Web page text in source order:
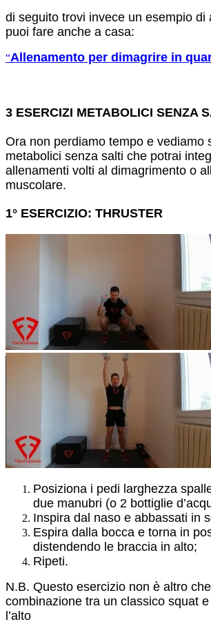
di seguito trovi invece un esempio di
puoi fare anche a casa:
“Allenamento per dimagrire in
3 ESERCIZI METABOLICI SENZA
Ora non perdiamo tempo e vediamo
metabolici senza salti che potrai
allenamenti volti al dimagrimento o
muscolare.
1° ESERCIZIO: THRUSTER
Posiziona i pedi larghezza
due manubri (o 2 bottiglie
Inspira dal naso e abbassati in
Espira dalla bocca e torna in
distendendo le braccia in alto;
Ripeti.
N.B. Questo esercizio non è altro
combinazione tra un classico squat
l’alto